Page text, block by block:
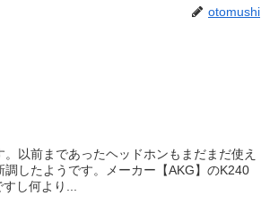
otomushi
以前まであったヘッドホンもまだまだ使え
したようです。メーカー【AKG】のK240
し何より...